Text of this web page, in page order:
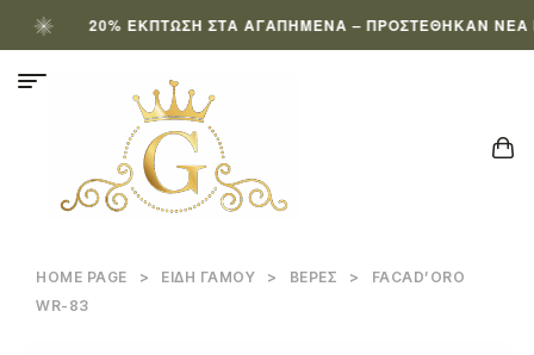
20% ΈΚΠΤΩΣΗ ΣΤΑ ΑΓΑΠΗΜΈΝΑ – ΠΡΟΣΤΈΘΗΚΑΝ ΝΈΑ
HOME PAGE > ΕΊΔΗ ΓΆΜΟΥ > ΒΈΡΕΣ >
FACAD’ORO
WR-83